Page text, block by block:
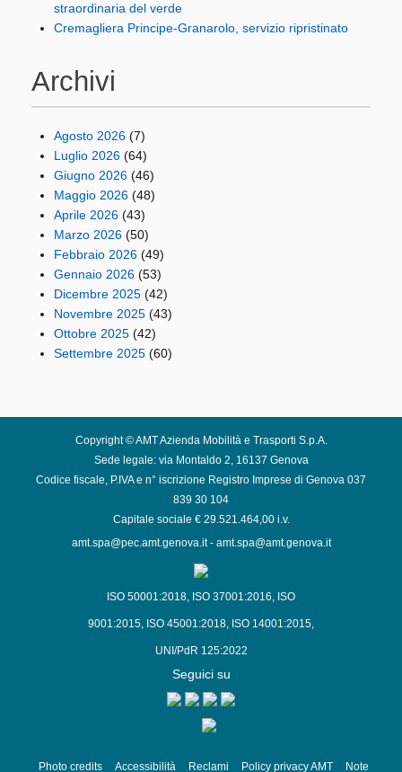
straordinaria del verde
Cremagliera Principe-Granarolo, servizio ripristinato
Archivi
Agosto 2026 (7)
Luglio 2026 (64)
Giugno 2026 (46)
Maggio 2026 (48)
Aprile 2026 (43)
Marzo 2026 (50)
Febbraio 2026 (49)
Gennaio 2026 (53)
Dicembre 2025 (42)
Novembre 2025 (43)
Ottobre 2025 (42)
Settembre 2025 (60)
Copyright © AMT Azienda Mobilità e Trasporti S.p.A.
Sede legale: via Montaldo 2, 16137 Genova
Codice fiscale, P.IVA e n° iscrizione Registro Imprese di Genova 037
839 30 104
Capitale sociale € 29.521.464,00 i.v.
amt.spa@pec.amt.genova.it- amt.spa@amt.genova.it
ISO 50001:2018, ISO 37001:2016, ISO
9001:2015, ISO 45001:2018, ISO 14001:2015,
UNI/PdR 125:2022
Seguici su
Photo credits Accessibilità Reclami Policy privacy AMT Note